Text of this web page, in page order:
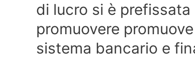
di lucro si è prefissata
promuovere
sistema bancario e